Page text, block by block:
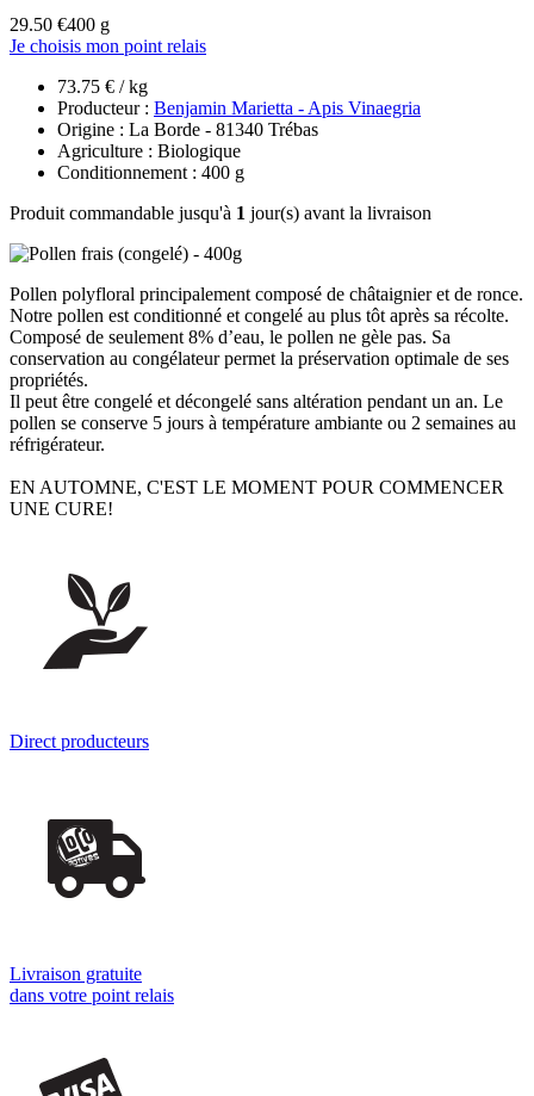
29.50 €400 g
Je choisis mon point relais
73.75 € / kg
Producteur : Benjamin Marietta - Apis Vinaegria
Origine : La Borde - 81340 Trébas
Agriculture : Biologique
Conditionnement : 400 g
Produit commandable jusqu'à 1 jour(s) avant la livraison
Pollen polyfloral principalement composé de châtaignier et de ronce.
Notre pollen est conditionné et congelé au plus tôt après sa récolte.
Composé de seulement 8% d’eau, le pollen ne gèle pas. Sa
conservation au congélateur permet la préservation optimale de ses
propriétés.
Il peut être congelé et décongelé sans altération pendant un an. Le
pollen se conserve 5 jours à température ambiante ou 2 semaines au
réfrigérateur.
EN AUTOMNE, C'EST LE MOMENT POUR COMMENCER
UNE CURE!
Direct producteurs
Livraison gratuite
dans votre point relais